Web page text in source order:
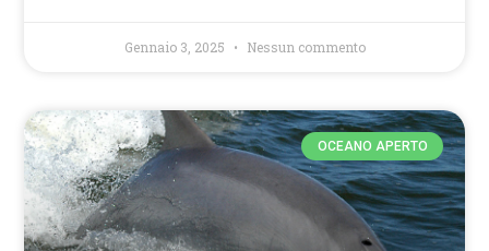
Gennaio 3, 2025 Nessun commento
OCEANO APERTO